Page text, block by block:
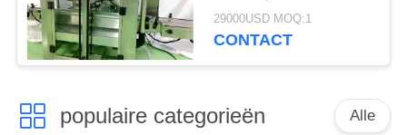
continu
29000USD MOQ:1
CONTACT
populaire categorieën Alle